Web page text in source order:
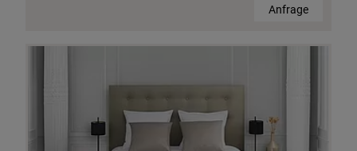
Anfrage